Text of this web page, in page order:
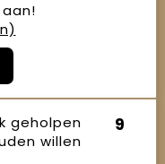
geholpen
willen
9